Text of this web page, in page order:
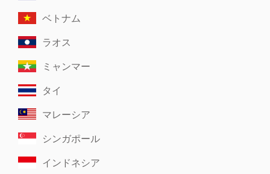
ベトナム
ラオス
ミャンマー
タイ
マレーシア
シンガポール
インドネシア